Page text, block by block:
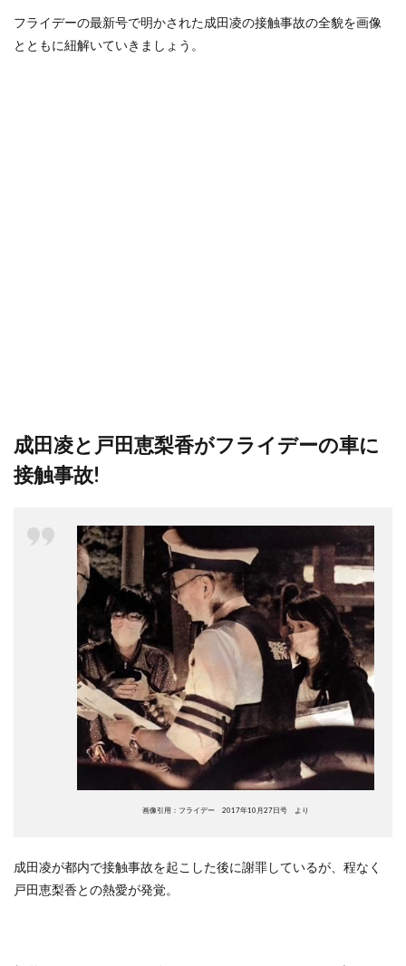
フライデーの最新号で明かされた成田凌の接触事故の全貌を画像
とともに紐解いていきましょう。
成田凌と戸田恵梨香がフライデーの車に
接触事故!
画像引用：フライデー 2017年10月27日号 より
成田凌が都内で接触事故を起こした後に謝罪しているが、程なく
戸田恵梨香との熱愛が発覚。